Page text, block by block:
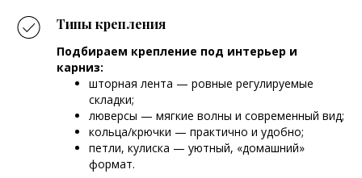
Типы крепления
Подбираем крепление под интерьер и
карниз:
шторная лента — ровные регулируемые
складки;
люверсы — мягкие волны и современный вид;
кольца/крючки — практично и удобно;
петли, кулиска — уютный, «домашний»
формат.